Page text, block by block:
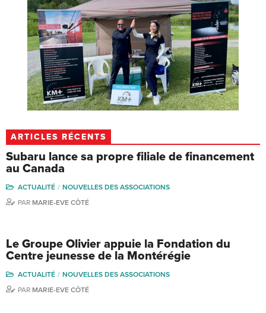
ARTICLES RÉCENTS
Subaru lance sa propre filiale de financement
au Canada
ACTUALITÉ
NOUVELLES DES ASSOCIATIONS
PAR MARIE-EVE CÔTÉ
Le Groupe Olivier appuie la Fondation du
Centre jeunesse de la Montérégie
ACTUALITÉ
NOUVELLES DES ASSOCIATIONS
PAR MARIE-EVE CÔTÉ